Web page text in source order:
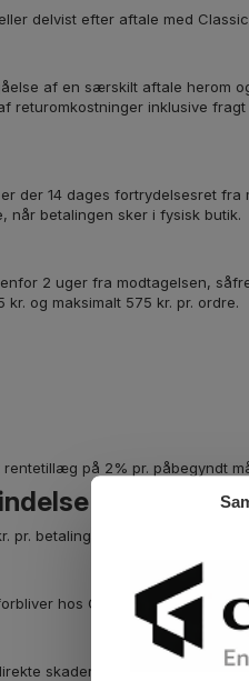
delvist efter aftale med
af en særskilt aftale herom
returomkostninger inklusive
der 14 dages fortrydelsesret
når betalingen sker i fysisk butik.
2 uger fra modtagelsen,
kr. og maksimalt 575 kr. pr. ordre.
på 2% pr. påbegyndt
pr. betalingspåmindelse.
hos ClassicGastro indtil
skader forårsaget af fejl